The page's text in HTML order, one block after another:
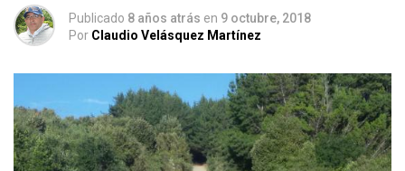
Publicado 8 años atrás en 9 octubre, 2018
Por Claudio Velásquez Martínez